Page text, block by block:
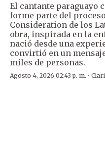
El cantante paraguayo
forme parte del
Consideration de los
obra, inspirada en la
nació desde una
convirtió en un
miles de personas.
Agosto 4, 2026 02:43 p. m. ·